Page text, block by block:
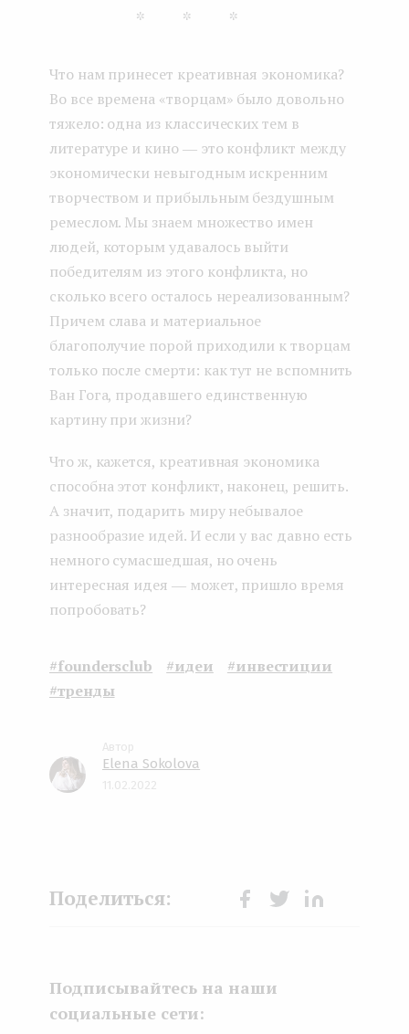
***
Что нам принесет креативная экономика?
Во все времена «творцам» было довольно
тяжело: одна из классических тем в
литературе и кино ― это конфликт между
экономически невыгодным искренним
творчеством и прибыльным бездушным
ремеслом. Мы знаем множество имен
людей, которым удавалось выйти
победителям из этого конфликта, но
сколько всего осталось нереализованным?
Причем слава и материальное
благополучие порой приходили к творцам
только после смерти: как тут не вспомнить
Ван Гога, продавшего единственную
картину при жизни?
Что ж, кажется, креативная экономика
способна этот конфликт, наконец, решить.
А значит, подарить миру небывалое
разнообразие идей. И если у вас давно есть
немного сумасшедшая, но очень
интересная идея ― может, пришло время
попробовать?
#foundersclub #идеи
#инвестиции
#тренды
Elena Sokolova
11.02.2022
k
Подписывайтесь на наши
социальные сети: